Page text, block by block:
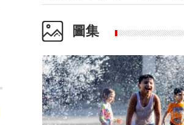
圖集